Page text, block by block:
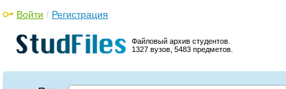
Файловый архив студентов.
1327 вузов, 5483 предметов.
Войти / Регистрация